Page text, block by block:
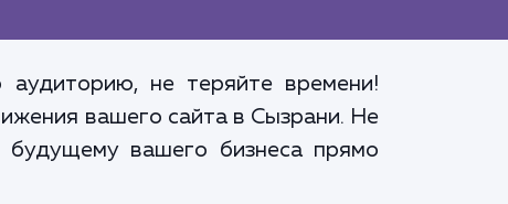
не теряйте времени!
вашего сайта в Сызрани. Не
будущему вашего бизнеса прямо